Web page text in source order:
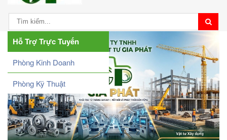
Hỗ Trợ Trực Tuyến
Phòng Kinh Doanh
Phòng Kỹ Thuật